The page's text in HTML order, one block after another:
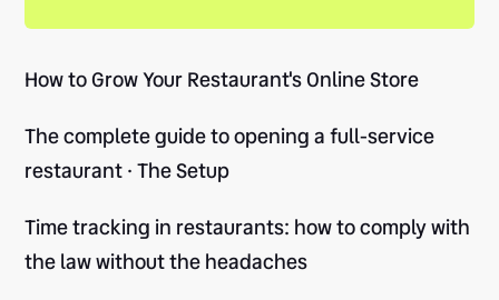
How to Grow Your Restaurant's Online Store
The complete guide to opening a full-service
restaurant · The Setup
Time tracking in restaurants: how to comply with
the law without the headaches